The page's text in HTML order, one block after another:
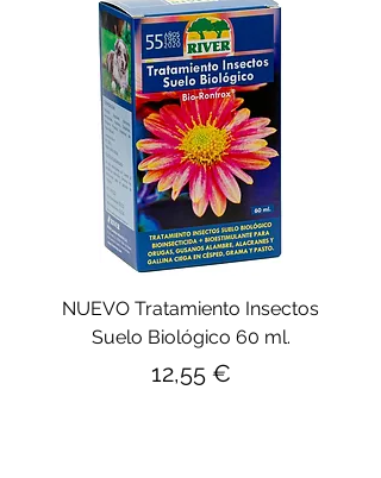
NUEVO Tratamiento Insectos
Suelo Biológico 60 ml.
Precio
12,55 €